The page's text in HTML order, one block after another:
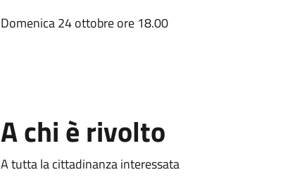
Domenica 24 ottobre ore 18.00
A chi è rivolto
A tutta la cittadinanza interessata